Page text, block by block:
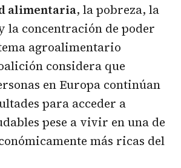
alimentaria, la pobreza, la
la concentración de poder
agroalimentario
considera que
en Europa continúan
para acceder a
pese a vivir en una de
más ricas del